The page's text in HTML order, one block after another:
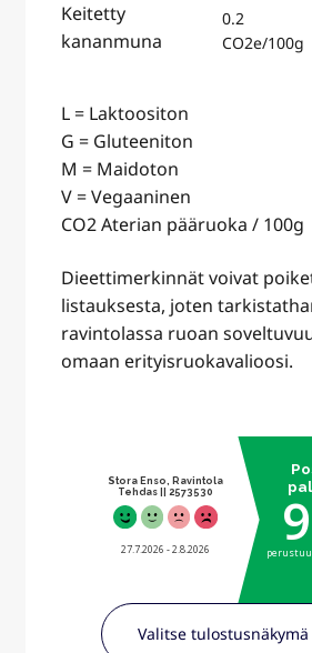
Keitetty
kananmuna
0.2
CO2e/100g
L = Laktoositon
G = Gluteeniton
M = Maidoton
V = Vegaaninen
CO2 Aterian pääruoka / 100g
Dieettimerkinnät voivat
listauksesta, joten
ravintolassa ruoan
omaan erityisruokavalioosi.